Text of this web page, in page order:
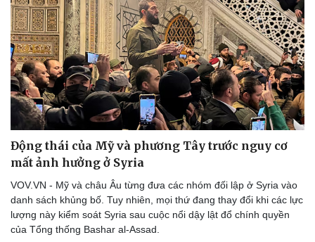
Bóng đá
Lịch thi đấu bóng đá
Thế giới thể thao
eSports
Hậu trường
Ô tô
Xe máy
Tư vấn
Động thái của Mỹ và phương Tây trước nguy cơ
mất ảnh hưởng ở Syria
VOV.VN - Mỹ và châu Âu từng đưa các nhóm đối lập ở Syria vào
danh sách khủng bố. Tuy nhiên, mọi thứ đang thay đổi khi các lực
lượng này kiểm soát Syria sau cuộc nổi dậy lật đổ chính quyền
của Tổng thống Bashar al-Assad.